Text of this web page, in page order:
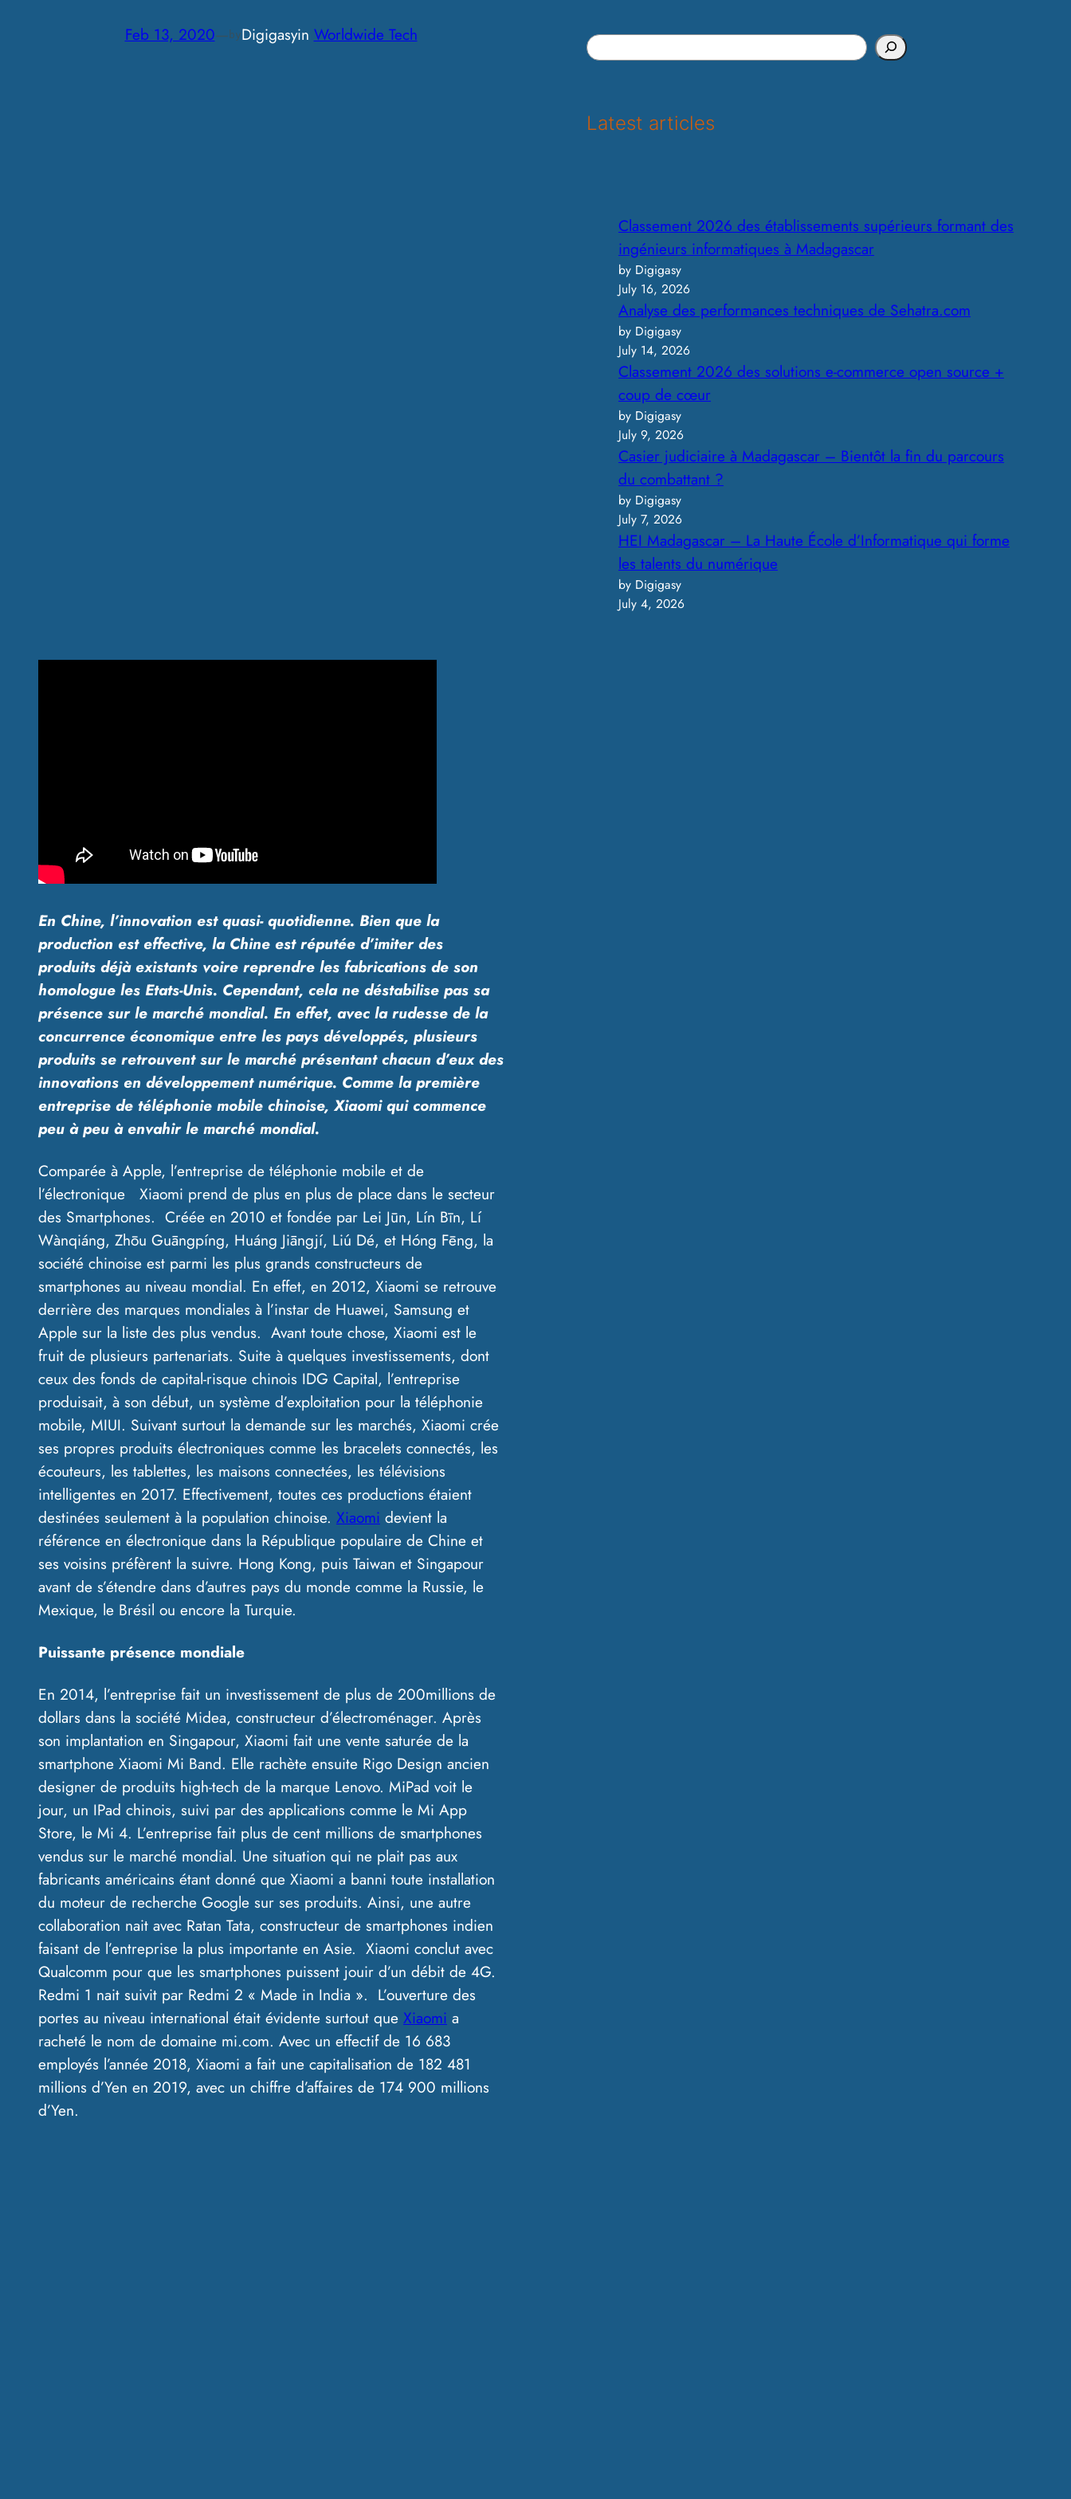
Feb 13, 2020— byDigigasyin Worldwide Tech
En Chine, l’innovation est quasi- quotidienne. Bien que la
production est effective, la Chine est réputée d’imiter des
produits déjà existants voire reprendre les fabrications de son
homologue les Etats-Unis. Cependant, cela ne déstabilise pas sa
présence sur le marché mondial. En effet, avec la rudesse de la
concurrence économique entre les pays développés, plusieurs
produits se retrouvent sur le marché présentant chacun d’eux des
innovations en développement numérique. Comme la première
entreprise de téléphonie mobile chinoise, Xiaomi qui commence
peu à peu à envahir le marché mondial.
Comparée à Apple, l’entreprise de téléphonie mobile et de
l’électronique Xiaomi prend de plus en plus de place dans le secteur
des Smartphones. Créée en 2010 et fondée par Lei Jūn, Lín Bīn, Lí
Wànqiáng, Zhōu Guāngpíng, Huáng Jiāngjí, Liú Dé, et Hóng Fēng, la
société chinoise est parmi les plus grands constructeurs de
smartphones au niveau mondial. En effet, en 2012, Xiaomi se retrouve
derrière des marques mondiales à l’instar de Huawei, Samsung et
Apple sur la liste des plus vendus. Avant toute chose, Xiaomi est le
fruit de plusieurs partenariats. Suite à quelques investissements, dont
ceux des fonds de capital-risque chinois IDG Capital, l’entreprise
produisait, à son début, un système d’exploitation pour la téléphonie
mobile, MIUI. Suivant surtout la demande sur les marchés, Xiaomi crée
ses propres produits électroniques comme les bracelets connectés, les
écouteurs, les tablettes, les maisons connectées, les télévisions
intelligentes en 2017. Effectivement, toutes ces productions étaient
destinées seulement à la population chinoise. Xiaomi devient la
référence en électronique dans la République populaire de Chine et
ses voisins préfèrent la suivre. Hong Kong, puis Taiwan et Singapour
avant de s’étendre dans d’autres pays du monde comme la Russie, le
Mexique, le Brésil ou encore la Turquie.
Puissante présence mondiale
En 2014, l’entreprise fait un investissement de plus de 200millions de
dollars dans la société Midea, constructeur d’électroménager. Après
son implantation en Singapour, Xiaomi fait une vente saturée de la
smartphone Xiaomi Mi Band. Elle rachète ensuite Rigo Design ancien
designer de produits high-tech de la marque Lenovo. MiPad voit le
jour, un IPad chinois, suivi par des applications comme le Mi App
Store, le Mi 4. L’entreprise fait plus de cent millions de smartphones
vendus sur le marché mondial. Une situation qui ne plait pas aux
fabricants américains étant donné que Xiaomi a banni toute installation
du moteur de recherche Google sur ses produits. Ainsi, une autre
collaboration nait avec Ratan Tata, constructeur de smartphones indien
faisant de l’entreprise la plus importante en Asie. Xiaomi conclut avec
Qualcomm pour que les smartphones puissent jouir d’un débit de 4G.
Redmi 1 nait suivit par Redmi 2 « Made in India ». L’ouverture des
portes au niveau international était évidente surtout que Xiaomi a
racheté le nom de domaine mi.com. Avec un effectif de 16 683
employés l’année 2018, Xiaomi a fait une capitalisation de 182 481
millions d’Yen en 2019, avec un chiffre d’affaires de 174 900 millions
d’Yen.
S
r
c
Latest articles
Classement 2026 des établissements supérieurs formant des
ingénieurs informatiques à Madagascar
by Digigasy
July 16, 2026
Analyse des performances techniques de Sehatra.com
by Digigasy
July 14, 2026
Classement 2026 des solutions e-commerce open source +
coup de cœur
by Digigasy
July 9, 2026
Casier judiciaire à Madagascar – Bientôt la fin du parcours
du combattant ?
by Digigasy
July 7, 2026
HEI Madagascar – La Haute École d’Informatique qui forme
les talents du numérique
by Digigasy
July 4, 2026